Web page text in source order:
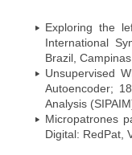
Exploring the
International
Brazil,
Unsupervised
Autoencoder;
Analysis
Micropatrones
Digital: RedPat,